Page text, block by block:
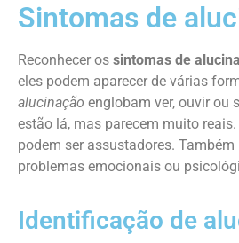
Sintomas de
Reconhecer os sintomas de
eles podem aparecer de várias
alucinação englobam ver, ouvir ou
estão lá, mas parecem muito
podem ser assustadores.
problemas emocionais ou
Identificação de